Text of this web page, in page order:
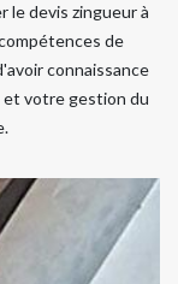
le devis zingueur à
de
connaissance
votre gestion du